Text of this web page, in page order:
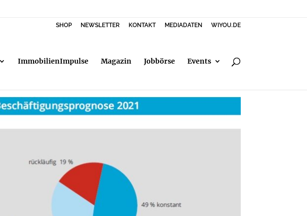
SHOP NEWSLETTER KONTAKT MEDIADATEN WIYOU.DE
ImmobilienImpulse Magazin Jobbörse Events